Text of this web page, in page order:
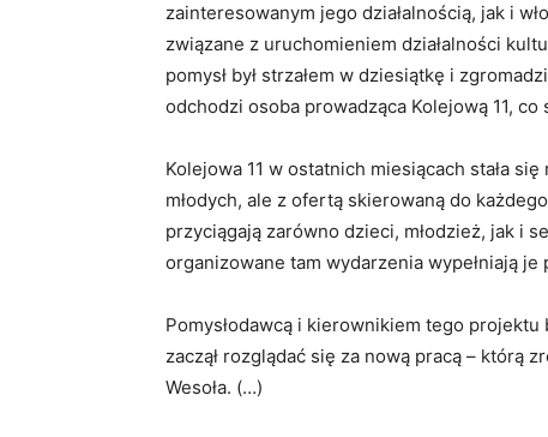
zainteresowanym jego działalnością, jak i
związane z uruchomieniem działalności
pomysł był strzałem w dziesiątkę i
odchodzi osoba prowadząca Kolejową 11,
Kolejowa 11 w ostatnich miesiącach stała
młodych, ale z ofertą skierowaną do
przyciągają zarówno dzieci, młodzież, jak i
organizowane tam wydarzenia wypełniają je
Pomysłodawcą i kierownikiem tego
zaczął rozglądać się za nową pracą – którą
Wesoła. (…)